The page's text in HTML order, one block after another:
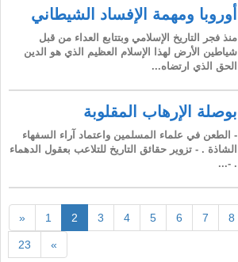
أوروبا ومهمة الإفساد الشيطاني
منذ فجر التاريخ الإسلامي وبتتابع العداء من قبل
شياطين الأرض لهذا الإسلام العظيم الذي هو الدين
الحق الذي ارتضاه...
بوصلة الإرهاب المقلوبة
- الطعن في علماء المسلمين واعتماد آراء السفهاء
الشاذة . - تزوير حقائق التاريخ للتلاعب بعقول الدهماء
. -...
« 1 2 3 4 5 6 7 8
23 »